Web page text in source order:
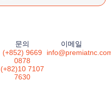
문의
(+852) 9669
0878
(+82)10 7107
7630
이메일